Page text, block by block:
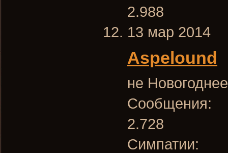
2.988
13 мар 2014
Aspelound
не
Сообщения:
2.728
Симпатии: